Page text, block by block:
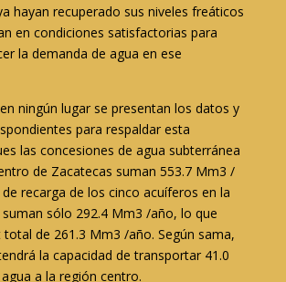
hayan recuperado sus niveles freáticos
en condiciones satisfactorias para
la demanda de agua en ese
ningún lugar se presentan los datos y
para respaldar esta
las concesiones de agua subterránea
de Zacatecas suman 553.7 Mm3 /
recarga de los cinco acuíferos en la
sólo 292.4 Mm3 /año, lo que
de 261.3 Mm3 /año. Según sama,
la capacidad de transportar 41.0
a la región centro.